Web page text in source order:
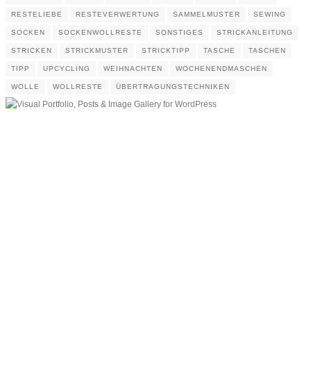
RESTELIEBE RESTEVERWERTUNG SAMMELMUSTER SEWING
SOCKEN SOCKENWOLLRESTE SONSTIGES STRICKANLEITUNG
STRICKEN STRICKMUSTER STRICKTIPP TASCHE TASCHEN
TIPP UPCYCLING WEIHNACHTEN WOCHENENDMASCHEN
WOLLE WOLLRESTE ÜBERTRAGUNGSTECHNIKEN